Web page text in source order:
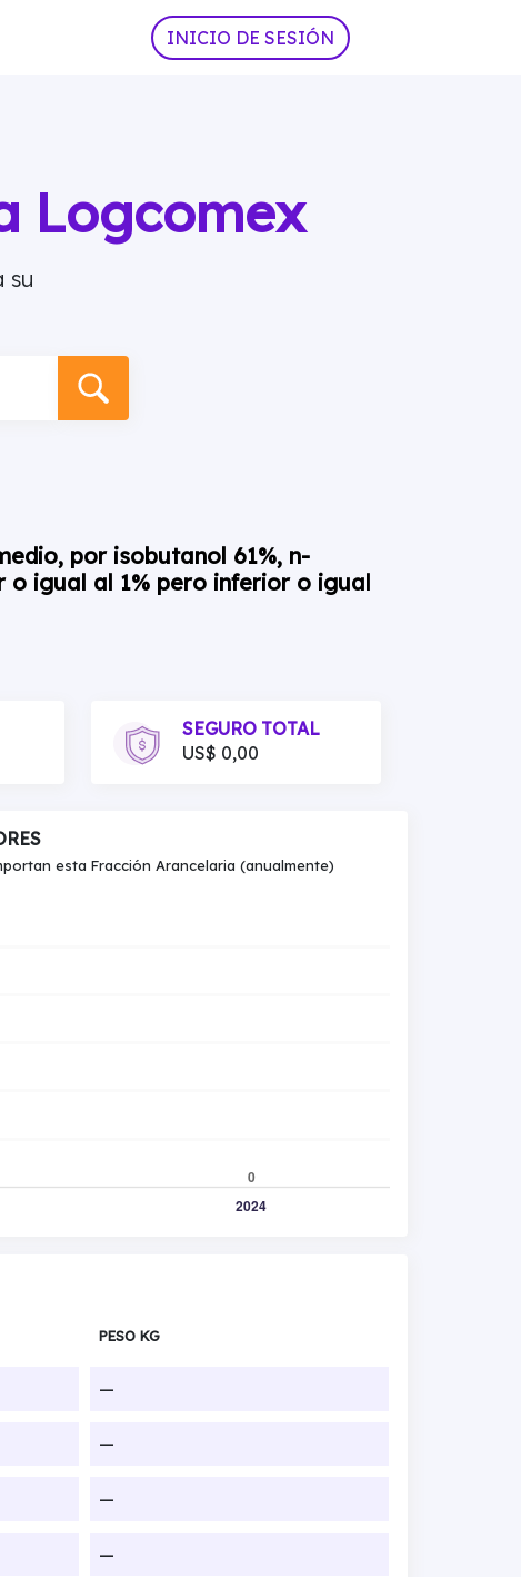
INICIO DE SESIÓN
Logcomex
su
por isobutanol 61%, n-
o igual al 1% pero inferior o igual
SEGURO TOTAL
US$ 0,00
esta Fracción Arancelaria (anualmente)
PESO KG
—
—
—
—